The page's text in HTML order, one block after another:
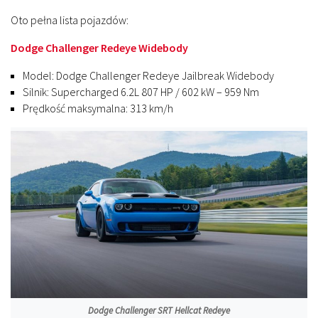
Oto pełna lista pojazdów:
Dodge Challenger Redeye Widebody
Model: Dodge Challenger Redeye Jailbreak Widebody
Silnik: Supercharged 6.2L 807 HP / 602 kW – 959 Nm
Prędkość maksymalna: 313 km/h
Dodge Challenger SRT Hellcat Redeye